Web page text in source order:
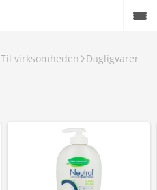
Til virksomheden Dagligvarer